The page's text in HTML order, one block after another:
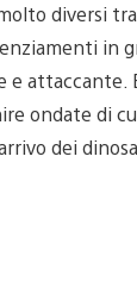
diversi
in
attaccante.
ondate di
dei